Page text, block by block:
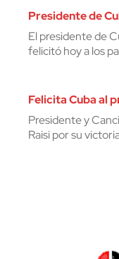
Presidente de
El presidente de
felicitó hoy a los
Felicita Cuba al
Presidente y
Raisi por su